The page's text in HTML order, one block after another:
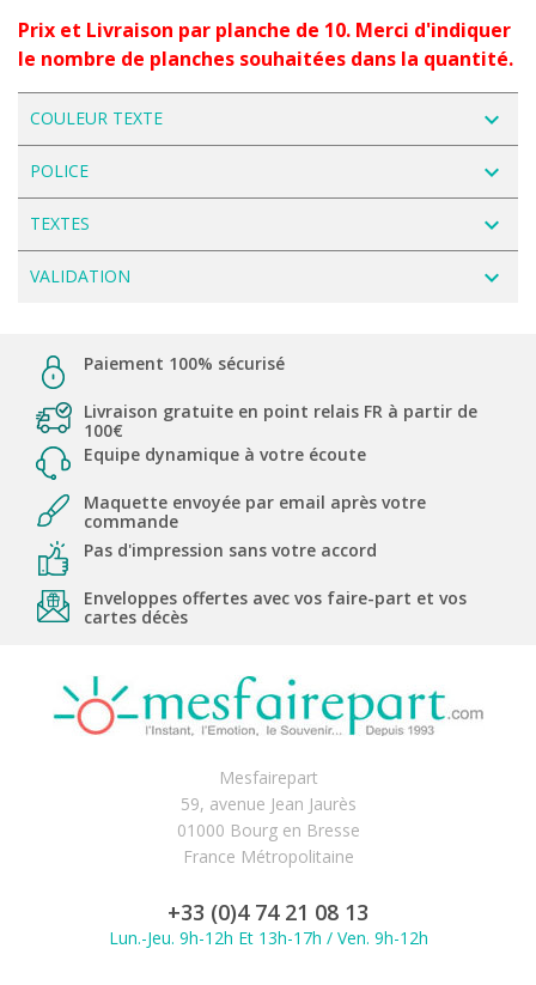
Prix et Livraison par planche de 10. Merci d'indiquer
le nombre de planches souhaitées dans la quantité.
COULEUR TEXTE navigate_next
POLICE navigate_next
TEXTES navigate_next
VALIDATION navigate_next
Paiement 100% sécurisé
Livraison gratuite en point relais FR à partir de
100€
Equipe dynamique à votre écoute
Maquette envoyée par email après votre
commande
Pas d'impression sans votre accord
Enveloppes offertes avec vos faire-part et vos
cartes décès
Mesfairepart
59, avenue Jean Jaurès
01000 Bourg en Bresse
France Métropolitaine
+33 (0)4 74 21 08 13
Lun.-Jeu. 9h-12h Et 13h-17h / Ven. 9h-12h